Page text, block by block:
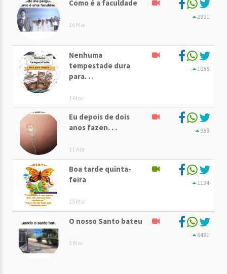
Como é a faculdade
16 Mai
2991
Nenhuma
tempestade dura
para. . .
1 Mar
1055
Eu depois de dois
anos fazen. . .
11 Abr
959
Boa tarde quinta-
feira
25 Mar
1134
O nosso Santo bateu
3 Mar
6481